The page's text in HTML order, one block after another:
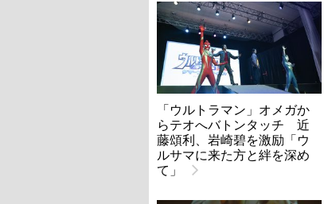
「ウルトラマン」オメガか
らテオへバトンタッチ 近
藤頌利、岩崎碧を激励「ウ
ルサマに来た方と絆を深め
て」